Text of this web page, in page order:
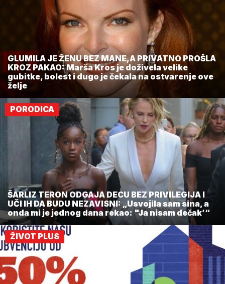
GLUMILA JE ŽENU BEZ MANE,A PRIVATNO PROŠLA
KROZ PAKAO: Marša Kros je doživela velike
gubitke, bolest i dugo je čekala na ostvarenje ove
želje
PORODICA
ŠARLIZ TERON ODGAJA DECU BEZ PRIVILEGIJA I
UČI IH DA BUDU NEZAVISNI: „Usvojila sam sina, a
onda mi je jednog dana rekao: "Ja nisam dečak’“
ŽIVOT PLUS